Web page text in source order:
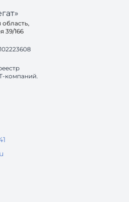
область,
39/166
компаний.